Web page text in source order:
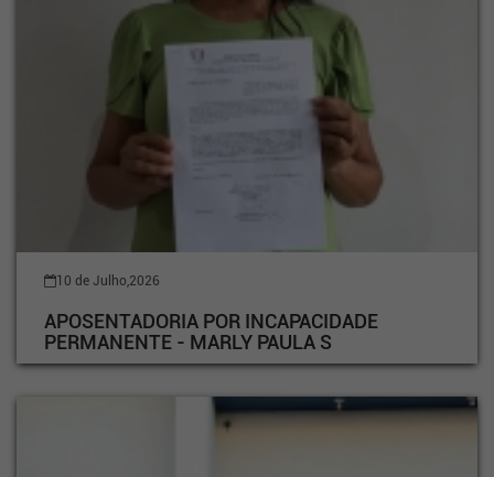
10 de Julho,2026
APOSENTADORIA POR INCAPACIDADE
PERMANENTE - MARLY PAULA S